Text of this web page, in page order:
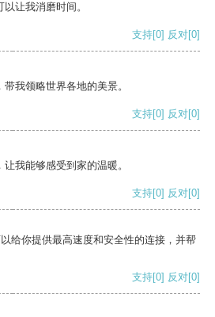
让我消磨时间。
支持[0] 反对[0]
我领略世界各地的美景。
支持[0] 反对[0]
我能够感受到家的温暖。
支持[0] 反对[0]
给你提供最高速度和安全性的连接，并帮
支持[0] 反对[0]